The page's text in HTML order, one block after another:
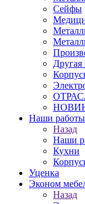
Сейфы
Другая
Наши работы
Назад
Наши
Кухни
Уценка
Эконом
Назад